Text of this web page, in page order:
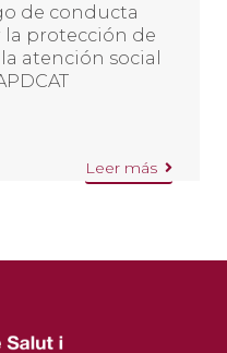
de conducta
protección de
atención social
Leer más